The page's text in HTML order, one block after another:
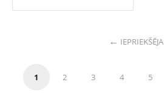
IEPRIEKŠĒJA
1 2 3 4 5